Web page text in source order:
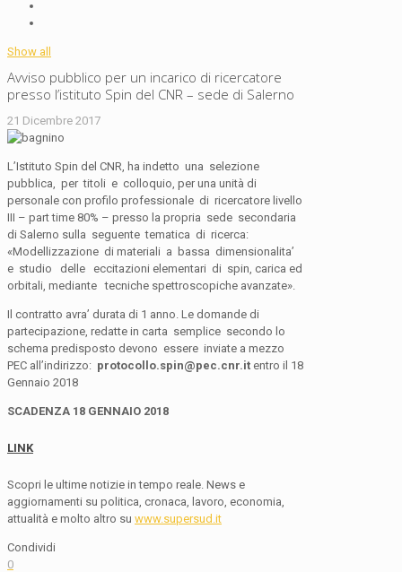
Show all
Avviso pubblico per un incarico di ricercatore
presso l’istituto Spin del CNR – sede di Salerno
21 Dicembre 2017
L’Istituto Spin del CNR, ha indetto una selezione
pubblica, per titoli e colloquio, per una unità di
personale con profilo professionale di ricercatore livello
III – part time 80% – presso la propria sede secondaria
di Salerno sulla seguente tematica di ricerca:
«Modellizzazione di materiali a bassa dimensionalita’
e studio delle eccitazioni elementari di spin, carica ed
orbitali, mediante tecniche spettroscopiche avanzate».
Il contratto avra’ durata di 1 anno. Le domande di
partecipazione, redatte in carta semplice secondo lo
schema predisposto devono essere inviate a mezzo
PEC all’indirizzo: protocollo.spin@pec.cnr.it entro il 18
Gennaio 2018
SCADENZA 18 GENNAIO 2018
LINK
Scopri le ultime notizie in tempo reale. News e
aggiornamenti su politica, cronaca, lavoro, economia,
attualità e molto altro su www.supersud.it
Condividi
0